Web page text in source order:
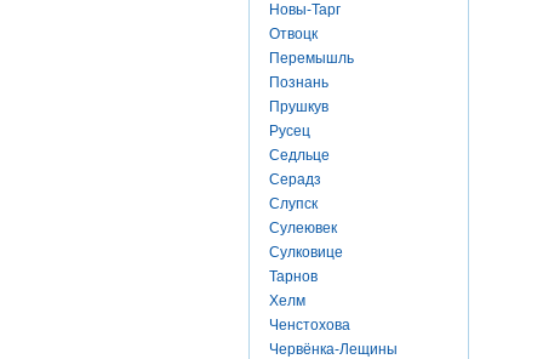
Новы-Тарг
Отвоцк
Перемышль
Познань
Прушкув
Русец
Седльце
Серадз
Слупск
Сулеювек
Сулковице
Тарнов
Хелм
Ченстохова
Червёнка-Лещины